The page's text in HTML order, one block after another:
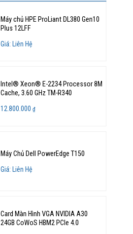
Máy chủ HPE ProLiant DL380 Gen10
Plus 12LFF
Giá: Liên Hệ
Intel® Xeon® E-2234 Processor 8M
Cache, 3.60 GHz TM-R340
12.800.000₫
Máy Chủ Dell PowerEdge T150
Giá: Liên Hệ
Card Màn Hình VGA NVIDIA A30
24GB CoWoS HBM2 PCIe 4.0